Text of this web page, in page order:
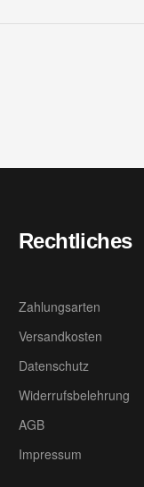
Rechtliches
Zahlungsarten
Versandkosten
Datenschutz
Widerrufsbelehrung
AGB
Impressum